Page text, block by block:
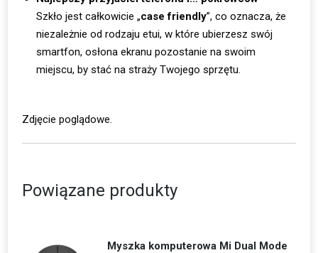
Szkło jest całkowicie „case friendly”, co oznacza, że
niezależnie od rodzaju etui, w które ubierzesz swój
smartfon, osłona ekranu pozostanie na swoim
miejscu, by stać na straży Twojego sprzętu.
Zdjęcie poglądowe.
Powiązane produkty
Myszka komputerowa Mi Dual Mode